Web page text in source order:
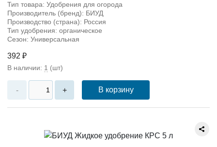
Тип товара: Удобрения для огорода
Производитель (бренд): БИУД
Производство (страна): Россия
Тип удобрения: органическое
Сезон: Универсальная
392 ₽
В наличии: 1 (шт)
- + В корзину